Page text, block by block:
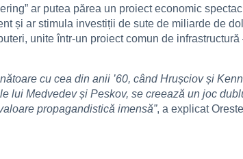
ar putea părea un proiect economic
și ar stimula investiții de sute de miliarde de
unite într-un proiect comun de
cu cea din anii ’60, când Hrușciov și
lui Medvedev și Peskov, se creează un joc
propagandistică imensă”, a explicat